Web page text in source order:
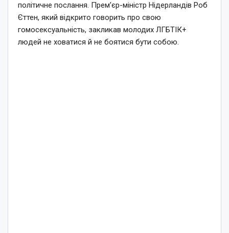
політичне послання. Прем’єр-міністр Нідерландів Роб
Єттен, який відкрито говорить про свою
гомосексуальність, закликав молодих ЛГБТІК+
людей не ховатися й не боятися бути собою.